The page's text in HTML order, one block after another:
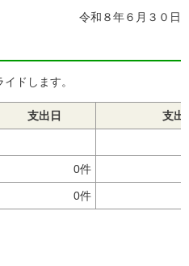
令和８年６月３０日
ドします。
支出日 支出
0件
0件